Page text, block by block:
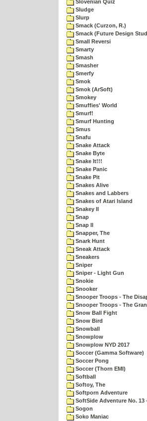
Slovenian Quiz
Sludge
Slurp
Smack (Curzon, R.)
Smack (Future Design
Small Reversi
Smarty
Smash
Smasher
Smerfy
Smok
Smok (ArSoft)
Smokey
Smuffies' World
Smurf!
Smurf Hunting
Smus
Snafu
Snake Attack
Snake Byte
Snake It!!!
Snake Panic
Snake Pit
Snakes Alive
Snakes and Labbers
Snakes of Atari Island
Snakey II
Snap
Snap II
Snapper, The
Snark Hunt
Sneak Attack
Sneakers
Sniper
Sniper - Light Gun
Snokie
Snooker
Snooper Troops - The
Snooper Troops - The
Snow Ball Fight
Snow Bird
Snowball
Snowplow
Snowplow NYD 2017
Soccer (Gamma Software)
Soccer Pong
Soccer (Thorn EMI)
Softball
Softoy, The
Softporn Adventure
SoftSide Adventure No. 13
Sogon
Soko Maniac